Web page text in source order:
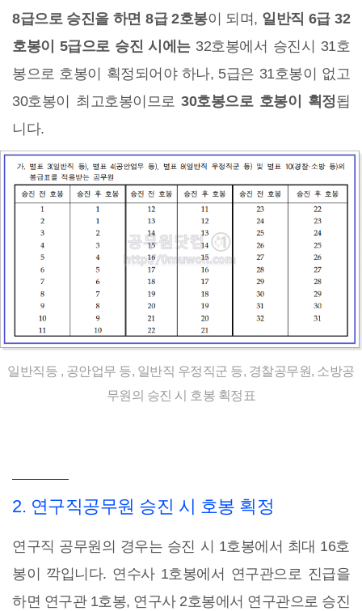
8급으로 승진을 하면 8급 2호봉이 되며, 일반직 6급 32
호봉이 5급으로 승진 시에는 32호봉에서 승진시 31호
봉으로 호봉이 획정되어야 하나, 5급은 31호봉이 없고
30호봉이 최고호봉이므로 30호봉으로 호봉이 획정됩
니다.
일반직등 , 공안업무 등, 일반직 우정직군 등, 경찰공무원, 소방공
무원의 승진 시 호봉 획정표
2. 연구직공무원 승진 시 호봉 획정
연구직 공무원의 경우는 승진 시 1호봉에서 최대 16호
봉이 깍입니다. 연수사 1호봉에서 연구관으로 진급을
하면 연구관 1호봉, 연구사 2호봉에서 연구관으로 승진